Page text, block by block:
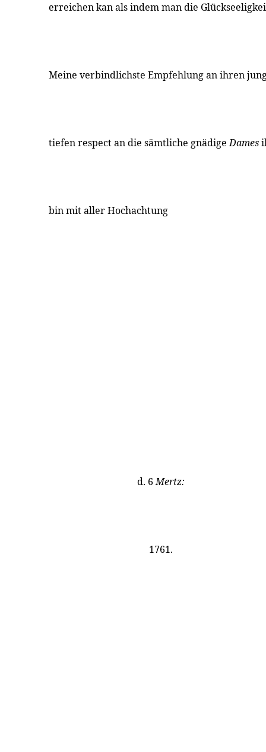
erreichen kan als indem man die
Meine verbindlichste Empfehlung an ihren
tiefen respect an die sämtliche gnädigeDames
bin mit aller Hochachtung
d. 6Mertz:
1761.